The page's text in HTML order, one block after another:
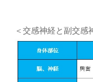
＜交感神経と副交感